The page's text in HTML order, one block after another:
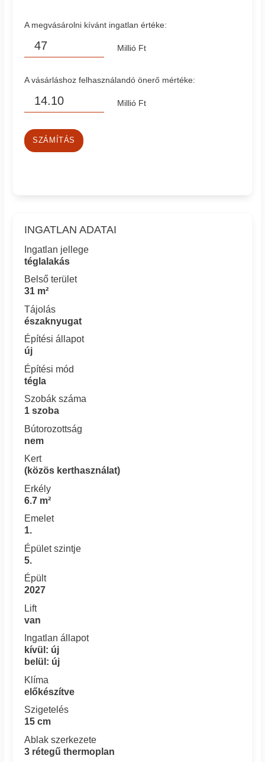
A megvásárolni kívánt ingatlan értéke:
Millió Ft
A vásárláshoz felhasználandó önerő mértéke:
Millió Ft
SZÁMÍTÁS
INGATLAN ADATAI
Ingatlan jellege
téglalakás
Belső terület
31 m²
Tájolás
északnyugat
Építési állapot
új
Építési mód
tégla
Szobák száma
1 szoba
Bútorozottság
nem
Kert
(közös kerthasználat)
Erkély
6.7 m²
Emelet
1.
Épület szintje
5.
Épült
2027
Lift
van
Ingatlan állapot
kívül: új
belül: új
Klíma
előkészítve
Szigetelés
15 cm
Ablak szerkezete
3 rétegű thermoplan